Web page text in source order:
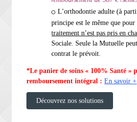
L’orthodontie adulte (à
principe est le même que
traitement n’est pas pris en
Sociale. Seule la Mutuelle
contrat le prévoit.
*Le panier de soins « 100% Santé »
remboursement intégral : En savoir +
Découvrez nos solutions